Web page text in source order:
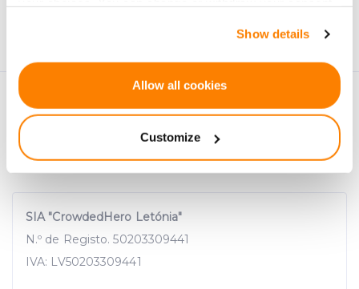
If you allow, we would also like to:
Identify your device by actively scanning it for
and set your preferences in the
We use cookies to provide website functionality, analyse
Show details
Allow all cookies
Customize
SIA "CrowdedHero Letónia"
N.º de Registo. 50203309441
IVA: LV50203309441